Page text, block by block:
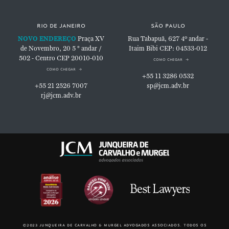
rio de janeiro
NOVO ENDEREÇO Praça XV
de Novembro, 20 5 ° andar /
502 - Centro CEP 20010-010
como chegar
+55 21 2526 7007
rj@jcm.adv.br
são paulo
Rua Tabapuã, 6274º andar -
Itaim BibiCEP: 04533-012
como chegar
+55 11 3286 0532
sp@jcm.adv.br
©2023 junqueira de carvalho & murgel advogados associados. todos os